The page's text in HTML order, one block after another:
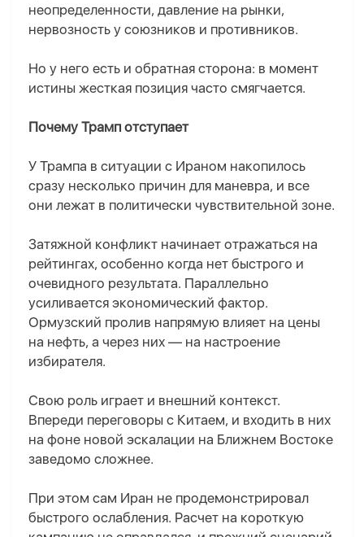
неопределенности, давление на рынки,
нервозность у союзников и противников.
Но у него есть и обратная сторона: в момент
истины жесткая позиция часто смягчается.
Почему Трамп отступает
У Трампа в ситуации с Ираном накопилось
сразу несколько причин для маневра, и все
они лежат в политически чувствительной зоне.
Затяжной конфликт начинает отражаться на
рейтингах, особенно когда нет быстрого и
очевидного результата. Параллельно
усиливается экономический фактор.
Ормузский пролив напрямую влияет на цены
на нефть, а через них — на настроение
избирателя.
Свою роль играет и внешний контекст.
Впереди переговоры с Китаем, и входить в них
на фоне новой эскалации на Ближнем Востоке
заведомо сложнее.
При этом сам Иран не продемонстрировал
быстрого ослабления. Расчет на короткую